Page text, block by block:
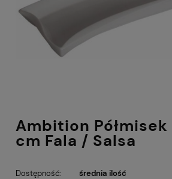
Ambition Półmisek
cm Fala / Salsa
Dostępność:
średnia ilość